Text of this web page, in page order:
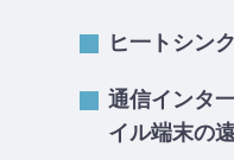
ヒ一トシン
通信インタ
イル端末の